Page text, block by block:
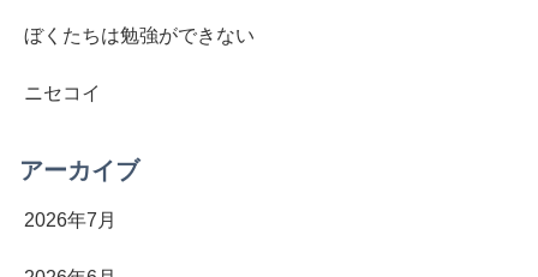
ぼくたちは勉強ができない
ニセコイ
アーカイブ
2026年7月